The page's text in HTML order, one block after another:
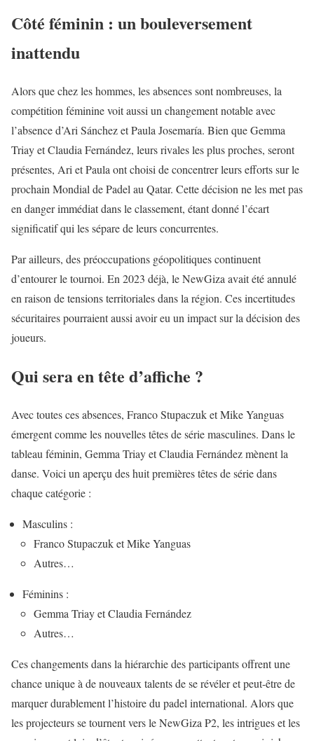
Côté féminin : un bouleversement
inattendu
Alors que chez les hommes, les absences sont nombreuses, la
compétition féminine voit aussi un changement notable avec
l’absence d’Ari Sánchez et Paula Josemaría. Bien que Gemma
Triay et Claudia Fernández, leurs rivales les plus proches, seront
présentes, Ari et Paula ont choisi de concentrer leurs efforts sur le
prochain Mondial de Padel au Qatar. Cette décision ne les met pas
en danger immédiat dans le classement, étant donné l’écart
significatif qui les sépare de leurs concurrentes.
Par ailleurs, des préoccupations géopolitiques continuent
d’entourer le tournoi. En 2023 déjà, le NewGiza avait été annulé
en raison de tensions territoriales dans la région. Ces incertitudes
sécuritaires pourraient aussi avoir eu un impact sur la décision des
joueurs.
Qui sera en tête d’affiche ?
Avec toutes ces absences, Franco Stupaczuk et Mike Yanguas
émergent comme les nouvelles têtes de série masculines. Dans le
tableau féminin, Gemma Triay et Claudia Fernández mènent la
danse. Voici un aperçu des huit premières têtes de série dans
chaque catégorie :
Masculins :
Franco Stupaczuk et Mike Yanguas
Autres…
Féminins :
Gemma Triay et Claudia Fernández
Autres…
Ces changements dans la hiérarchie des participants offrent une
chance unique à de nouveaux talents de se révéler et peut-être de
marquer durablement l’histoire du padel international. Alors que
les projecteurs se tournent vers le NewGiza P2, les intrigues et les